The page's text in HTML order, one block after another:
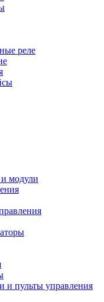
реле
модули
и пульты управления